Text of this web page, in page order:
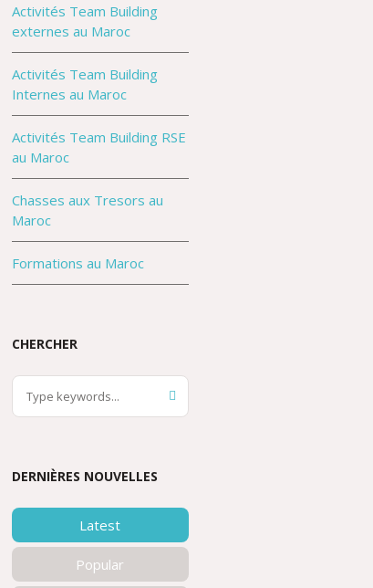
Activités Team Building
externes au Maroc
Activités Team Building
Internes au Maroc
Activités Team Building RSE
au Maroc
Chasses aux Tresors au
Maroc
Formations au Maroc
CHERCHER
DERNIÈRES NOUVELLES
Latest
Popular